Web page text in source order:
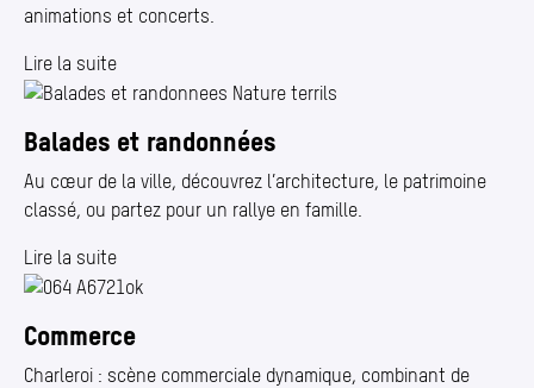
animations et concerts.
Lire la suite
Balades et randonnées
Au cœur de la ville, découvrez l’architecture, le patrimoine
classé, ou partez pour un rallye en famille.
Lire la suite
Commerce
Charleroi : scène commerciale dynamique, combinant de